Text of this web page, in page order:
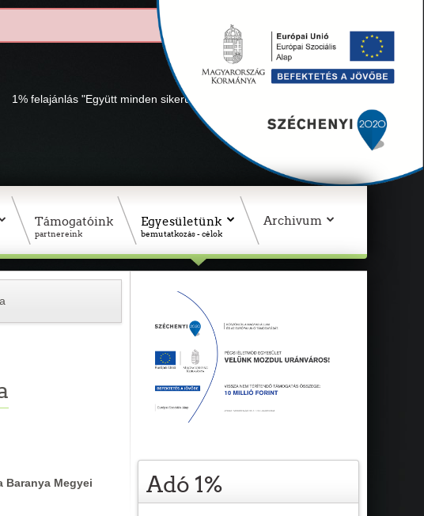
1% felajánlás "Együtt minden sikerül" Adószámunk: 18311927-1-02
Támogatóink
partnereink
Egyesületünk
bemutatkozás - célok
Archivum
Baranya Megyei
Adó 1%